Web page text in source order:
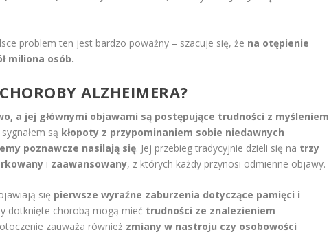
problem ten jest bardzo poważny – szacuje się, że na otępienie
miliona osób.
ALZHEIMERA?
a jej głównymi objawami są postępujące trudności z myśleniem
są kłopoty z przypominaniem sobie niedawnych
poznawcze nasilają się. Jej przebieg tradycyjnie dzieli się na trzy
i zaawansowany, z których każdy przynosi odmienne objawy.
się pierwsze wyraźne zaburzenia dotyczące pamięci i
dotknięte chorobą mogą mieć trudności ze znalezieniem
zauważa również zmiany w nastroju czy osobowości